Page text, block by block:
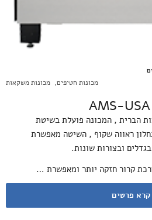
מכונות חטיפים, מכונות משקאות
הברית , המכונה פועלת בשיטת
ראווה שקוף , השיטה מאפשרת
ובצורות שונות.
קרור חזקה יותר ומאפשרת …
קרא פרטים